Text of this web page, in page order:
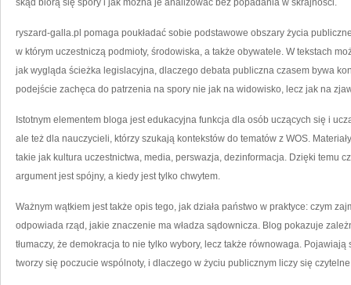
skąd biorą się spory i jak można je analizować bez popadania w skrajności.
ryszard-galla.pl pomaga poukładać sobie podstawowe obszary życia
w którym uczestniczą podmioty, środowiska, a także obywatele. W tekstach
jak wygląda ścieżka legislacyjna, dlaczego debata publiczna czasem bywa
podejście zachęca do patrzenia na spory nie jak na widowisko, lecz jak na
Istotnym elementem bloga jest edukacyjna funkcja dla osób uczących się i
ale też dla nauczycieli, którzy szukają kontekstów do tematów z WOS.
takie jak kultura uczestnictwa, media, perswazja, dezinformacja. Dzięki temu
argument jest spójny, a kiedy jest tylko chwytem.
Ważnym wątkiem jest także opis tego, jak działa państwo w praktyce: czym
odpowiada rząd, jakie znaczenie ma władza sądownicza. Blog pokazuje
tłumaczy, że demokracja to nie tylko wybory, lecz także równowaga.
tworzy się poczucie wspólnoty, i dlaczego w życiu publicznym liczy się czytelne